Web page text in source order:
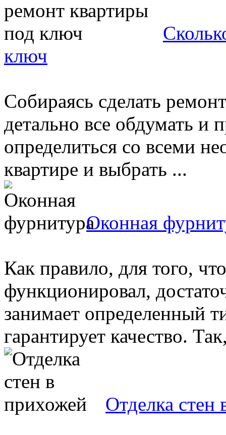
ключ
Собираясь сделать
детально все обдумать и
определиться со всеми
квартире и выбрать ...
Оконная
Как правило, для того,
функционировал,
занимает определенный
гарантирует качество.
Отделка стен